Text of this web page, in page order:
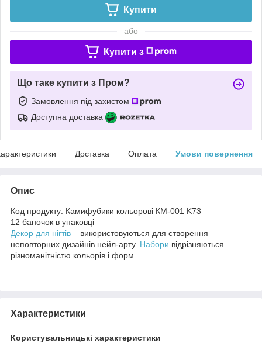
Купити
або
Купити з
Що таке купити з Пром?
Замовлення під захистом
Доступна доставка
Доставка Оплата Умови повернення
Опис
Код продукту: Камифубики кольорові КМ-001 K73
12 баночок в упаковці
Декор для нігтів – використовуються для створення
неповторних дизайнів нейл-арту. Набори відрізняються
різноманітністю кольорів і форм.
Характеристики
Користувальницькі характеристики